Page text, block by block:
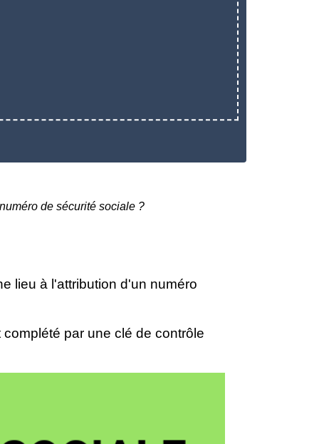
de sécurité sociale ?
lieu à l'attribution d'un numéro
par une clé de contrôle